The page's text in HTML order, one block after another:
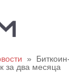
»
за два месяца